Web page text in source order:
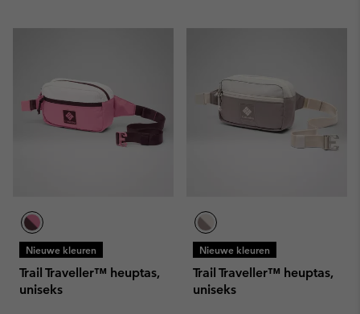
Nieuwe kleuren
Trail Traveller™ heuptas,
uniseks
Nieuwe kleuren
Trail Traveller™ heuptas,
uniseks